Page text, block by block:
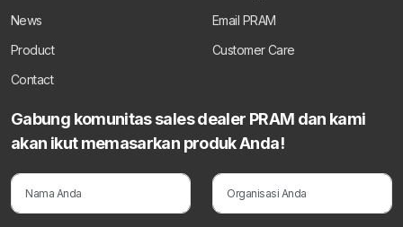
News
Product
Contact
Email PRAM
Customer Care
Gabung komunitas sales dealer PRAM dan kami
akan ikut memasarkan produk Anda!